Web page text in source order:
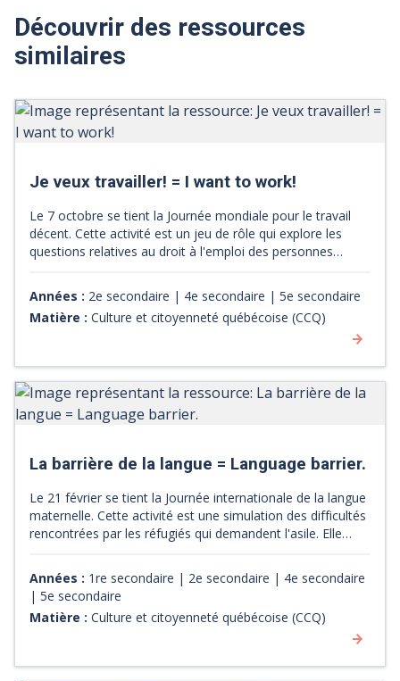
Découvrir des ressources
similaires
Je veux travailler! = I want to work!
Le 7 octobre se tient la Journée mondiale pour le travail
décent. Cette activité est un jeu de rôle qui explore les
questions relatives au droit à l'emploi des personnes
Années : 2e secondaire | 4e secondaire | 5e secondaire
Matière : Culture et citoyenneté québécoise (CCQ)
La barrière de la langue = Language barrier.
Le 21 février se tient la Journée internationale de la langue
maternelle. Cette activité est une simulation des difficultés
rencontrées par les réfugiés qui demandent l'asile. Elle
les réfugiés doivent faire face, la barrière de la langue, qu'il
faut surmonter, et la discrimination au cours de la
procédure de demande d'asile. [Source : site web du
Conseil de l'Europe]
Années : 1re secondaire | 2e secondaire | 4e secondaire
| 5e secondaire
Matière : Culture et citoyenneté québécoise (CCQ)